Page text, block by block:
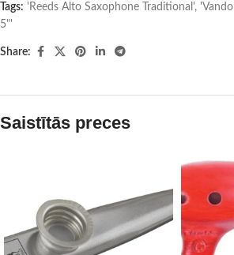
Tags: 'Reeds Alto Saxophone Traditional',
5"'
Share:
Saistītās preces